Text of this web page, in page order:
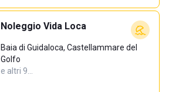
Noleggio Vida Loca
Baia di Guidaloca, Castellammare del
Golfo
e altri 9…